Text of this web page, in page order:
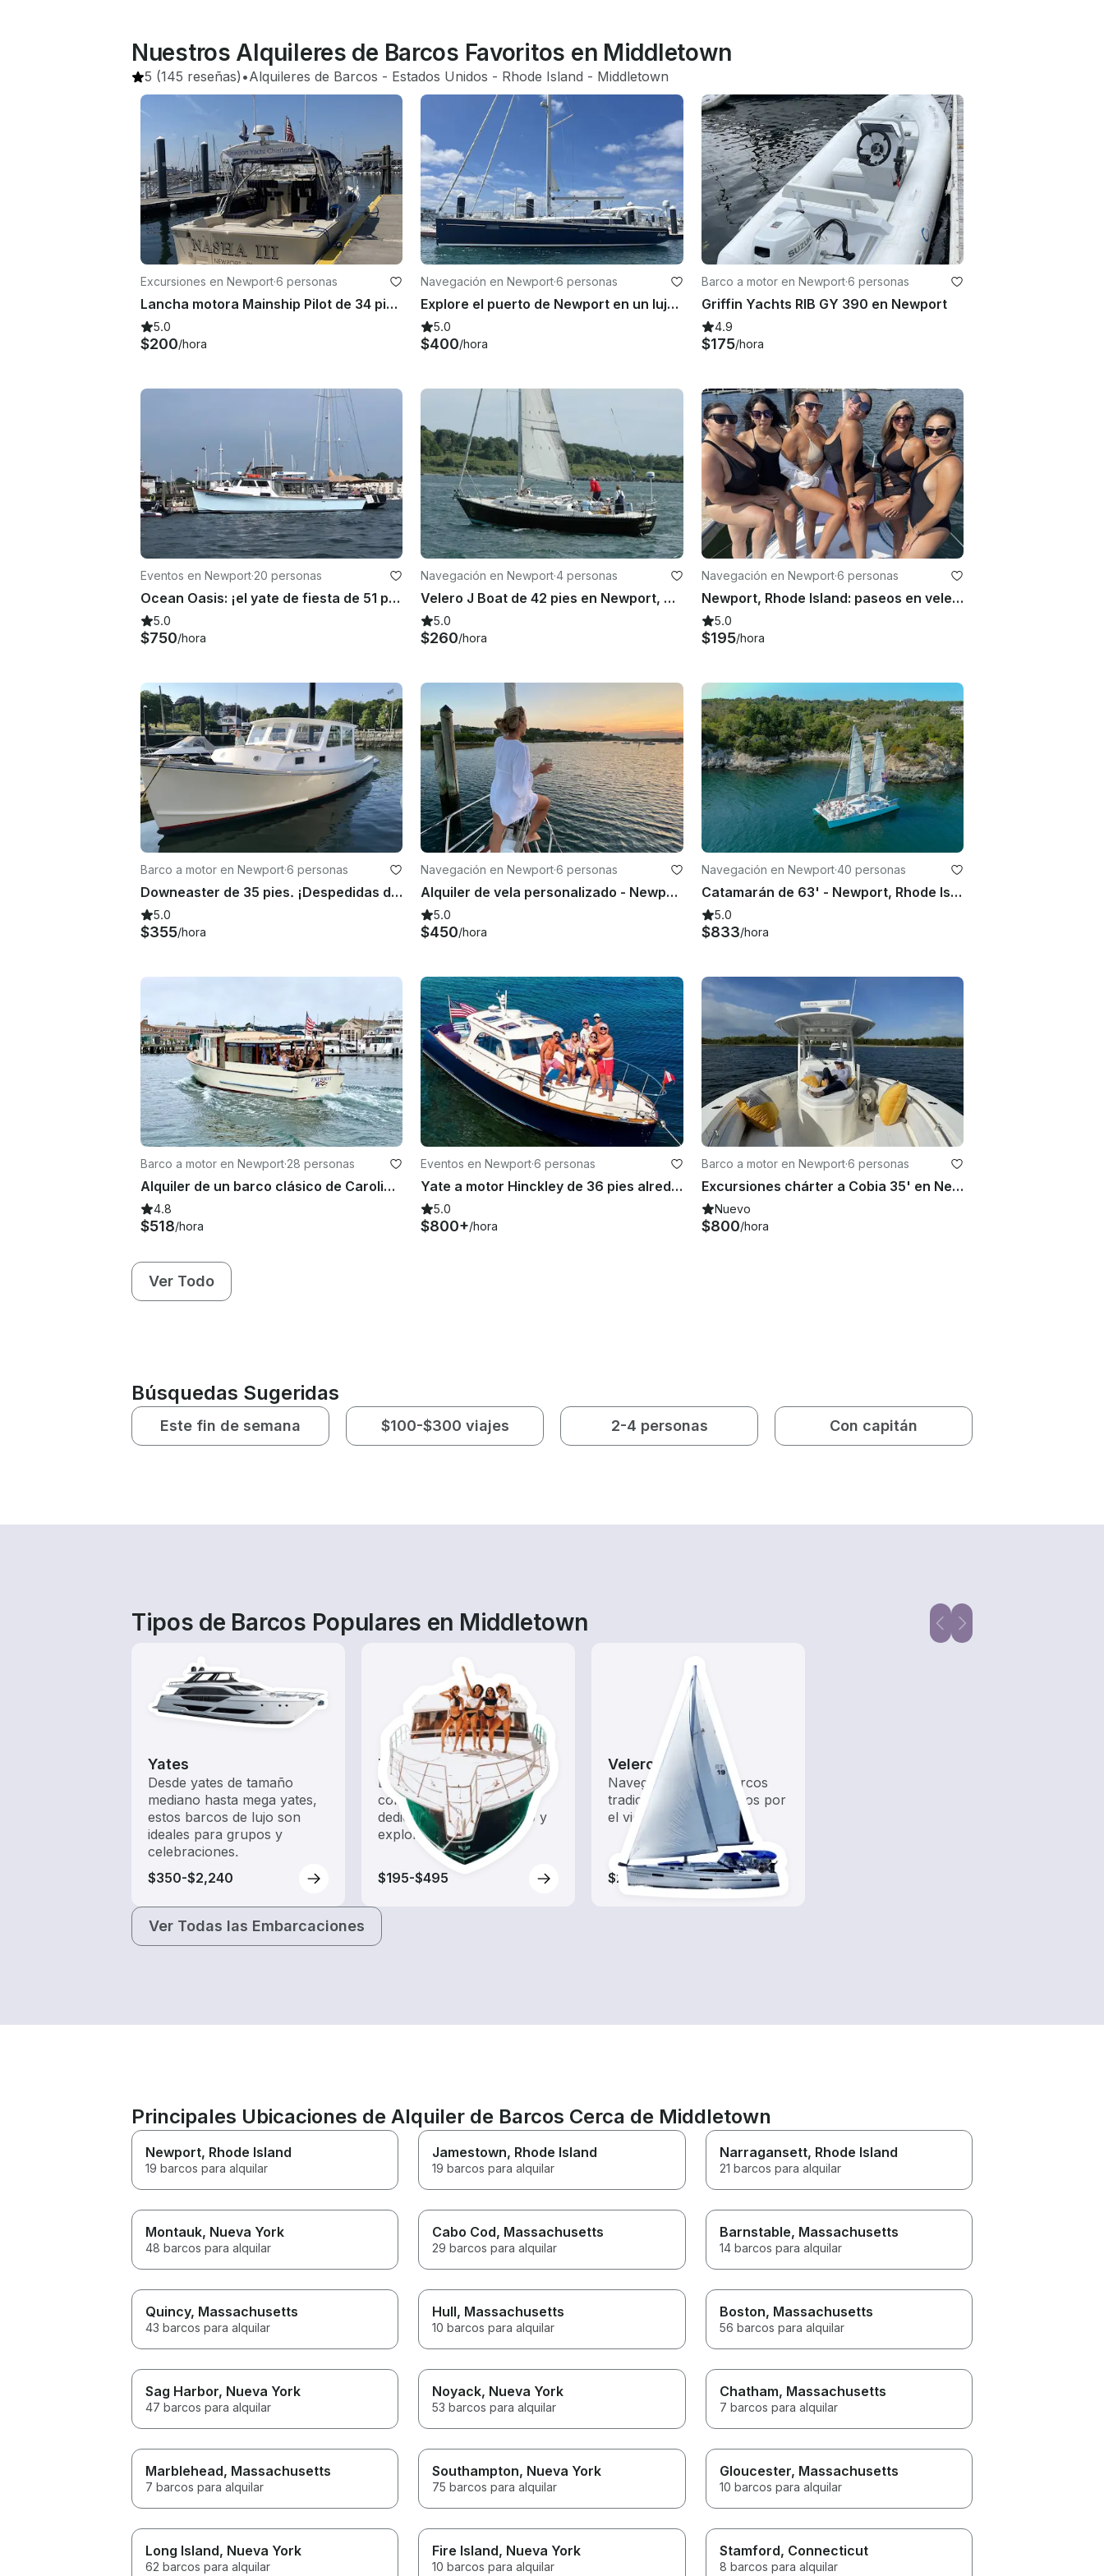
Nuestros Alquileres de Barcos Favoritos en Middletown
5 (145 reseñas) •Alquileres de Barcos - Estados Unidos - Rhode Island - Middletown
Excursiones en Newport·6 personas
Lancha motora Mainship Pilot de 34 pies para alquilar con capitán en Newport, Rhode Island
5.0
$200/hora
Navegación en Newport·6 personas
Explore el puerto de Newport en un lujoso velero Beneteau Sense 55
5.0
$400/hora
Barco a motor en Newport·6 personas
Griffin Yachts RIB GY 390 en Newport
4.9
$175/hora
Eventos en Newport·20 personas
Ocean Oasis: ¡el yate de fiesta de 51 pies de Newport para veladas costeras inolvidables!
5.0
$750/hora
Navegación en Newport·4 personas
Velero J Boat de 42 pies en Newport, Rhode Island
5.0
$260/hora
Navegación en Newport·6 personas
Newport, Rhode Island: paseos en velero, natación y excursiones en velero de 32 pies
5.0
$195/hora
Barco a motor en Newport·6 personas
Downeaster de 35 pies. ¡Despedidas de soltera, excursiones al atardecer y más!
5.0
$355/hora
Navegación en Newport·6 personas
Alquiler de vela personalizado - Newport/Block Island
5.0
$450/hora
Navegación en Newport·40 personas
Catamarán de 63' - Newport, Rhode Island - ¡Navegación de lujo para grupos grandes!
5.0
$833/hora
Barco a motor en Newport·28 personas
Alquiler de un barco clásico de Carolina de 36 pies en Newport, Rhode Island
4.8
$518/hora
Eventos en Newport·6 personas
Yate a motor Hinckley de 36 pies alrededor de Chatham, Massachusetts
5.0
$800+/hora
Barco a motor en Newport·6 personas
Excursiones chárter a Cobia 35' en Newport en un yate a motor del 2021
Nuevo
$800/hora
Ver Todo
Búsquedas Sugeridas
Este fin de semana $100-$300 viajes 2-4 personas Con capitán
Tipos de Barcos Populares en Middletown
Yates
Desde yates de tamaño
mediano hasta mega yates,
estos barcos de lujo son
ideales para grupos y
celebraciones.
$350-$2,240
Tours
Explora las aguas locales
con un alquiler de barco
dedicado a hacer turismo y
exploración.
$195-$495
Veleros
Navega con estos barcos
tradicionales impulsados por
el viento.
$210-$735
Ver Todas las Embarcaciones
Principales Ubicaciones de Alquiler de Barcos Cerca de Middletown
Newport, Rhode Island
19 barcos para alquilar
Jamestown, Rhode Island
19 barcos para alquilar
Narragansett, Rhode Island
21 barcos para alquilar
Montauk, Nueva York
48 barcos para alquilar
Cabo Cod, Massachusetts
29 barcos para alquilar
Barnstable, Massachusetts
14 barcos para alquilar
Quincy, Massachusetts
43 barcos para alquilar
Hull, Massachusetts
10 barcos para alquilar
Boston, Massachusetts
56 barcos para alquilar
Sag Harbor, Nueva York
47 barcos para alquilar
Noyack, Nueva York
53 barcos para alquilar
Chatham, Massachusetts
7 barcos para alquilar
Marblehead, Massachusetts
7 barcos para alquilar
Southampton, Nueva York
75 barcos para alquilar
Gloucester, Massachusetts
10 barcos para alquilar
Long Island, Nueva York
62 barcos para alquilar
Fire Island, Nueva York
10 barcos para alquilar
Stamford, Connecticut
8 barcos para alquilar